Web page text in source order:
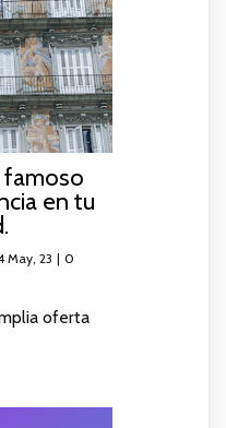
famoso
en tu
May, 23 | 0
oferta